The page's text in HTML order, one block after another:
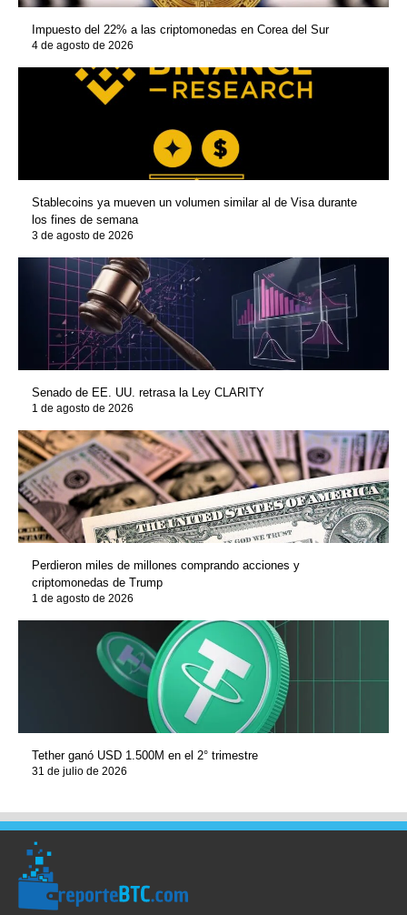
Impuesto del 22% a las criptomonedas en Corea del Sur
4 de agosto de 2026
Stablecoins ya mueven un volumen similar al de Visa durante
los fines de semana
3 de agosto de 2026
Senado de EE. UU. retrasa la Ley CLARITY
1 de agosto de 2026
Perdieron miles de millones comprando acciones y
criptomonedas de Trump
1 de agosto de 2026
Tether ganó USD 1.500M en el 2° trimestre
31 de julio de 2026